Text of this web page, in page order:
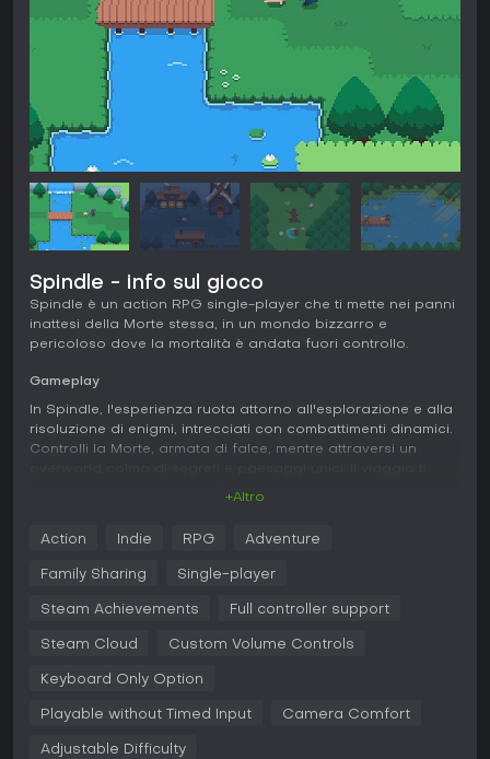
Spindle - info sul gioco
Spindle è un action RPG single-player che ti mette nei panni
inattesi della Morte stessa, in un mondo bizzarro e
pericoloso dove la mortalità è andata fuori controllo.
Gameplay
In Spindle, l'esperienza ruota attorno all'esplorazione e alla
risoluzione di enigmi, intrecciati con combattimenti dinamici.
Controlli la Morte, armata di falce, mentre attraversi un
contano strategia e riflessi. Un meccanismo distintivo ti
sezioni dedicate, sfruttando le sue abilità per superare
sfida al tuo stile, mentre il pieno supporto ai controller
accessibilità come comfort della camera e controlli volume
personalizzati lo rendono adatto a ogni tipo di giocatore.
La narrazione si svela attraverso interazioni con personaggi
+Altro
Action Indie RPG Adventure
Family Sharing Single-player
Steam Achievements Full controller support
Steam Cloud Custom Volume Controls
Keyboard Only Option
Playable without Timed Input Camera Comfort
Adjustable Difficulty